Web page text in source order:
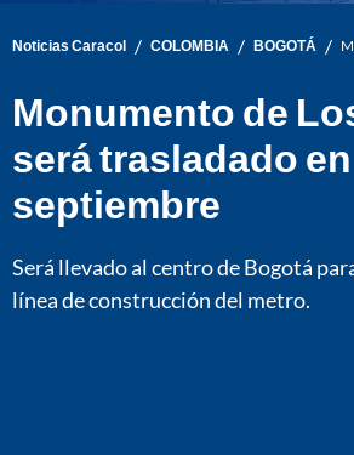
Noticias Caracol / COLOMBIA / BOGOTÁ /
Monumento de
será trasladado en
septiembre
Será llevado al centro de Bogotá
línea de construcción del metro.